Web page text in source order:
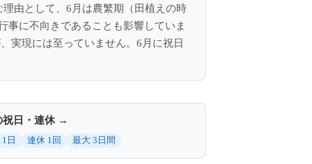
由として、6月は農繁期（田植えの時
事に不向きであることも影響していま
実現には至っていません。6月に祝日
祝日・連休 →
日 連休 1回 最大 3日間